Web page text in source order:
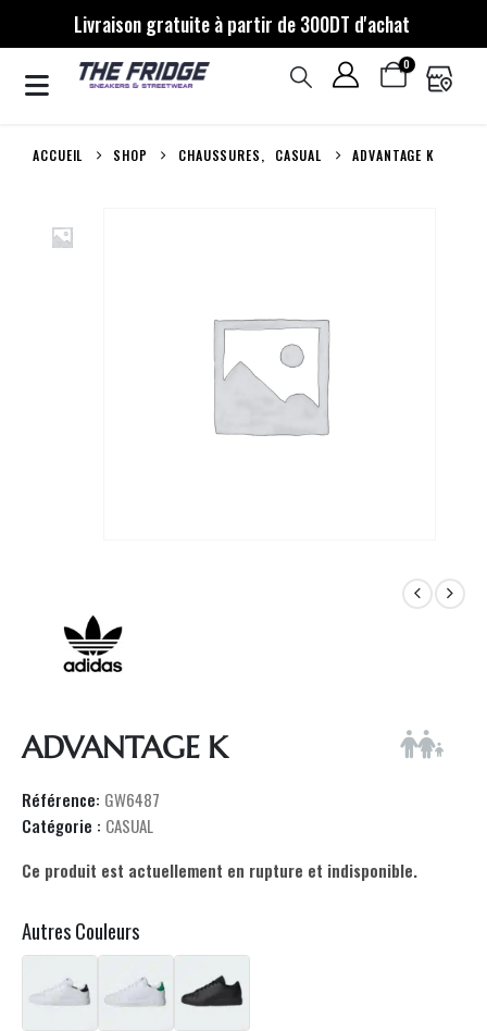
Livraison gratuite à partir de 300DT d'achat
0
ACCUEIL SHOP CHAUSSURES, CASUAL ADVANTAGE K
ADVANTAGE K
Référence: GW6487
Catégorie : CASUAL
Ce produit est actuellement en rupture et indisponible.
Autres Couleurs